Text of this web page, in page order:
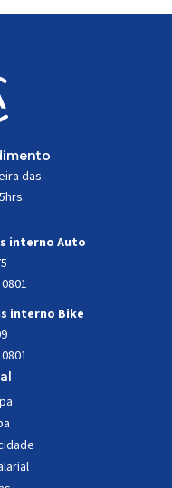
das
interno Auto
interno Bike